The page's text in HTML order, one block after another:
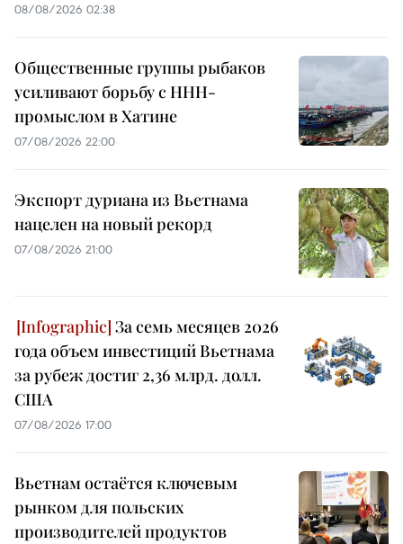
08/08/2026 02:38
Общественные группы рыбаков
усиливают борьбу с ННН-
промыслом в Хатине
07/08/2026 22:00
Экспорт дуриана из Вьетнама
нацелен на новый рекорд
07/08/2026 21:00
За семь месяцев 2026
года объем инвестиций Вьетнама
за рубеж достиг 2,36 млрд. долл.
США
07/08/2026 17:00
Вьетнам остаётся ключевым
рынком для польских
производителей продуктов